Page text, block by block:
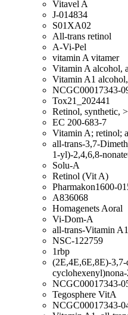
Vitavel A
J-014834
S01XA02
All-trans retinol
A-Vi-Pel
vitamin A vitamer
Vitamin A alcohol,
Vitamin A1
NCGC00017343-
Tox21_202441
Retinol, synthetic,
EC 200-683-7
Vitamin A; retinol;
all-trans-3,7-
1-yl)-2,4,6,8-
Solu-A
Retinol (Vit A)
Pharmakon1600-
A836068
Homagenets Aoral
Vi-Dom-A
all-trans-Vitamin A1
NSC-122759
1rbp
(2E,4E,6E,8E)-
NCGC00017343-
Tegosphere VitA
NCGC00017343-